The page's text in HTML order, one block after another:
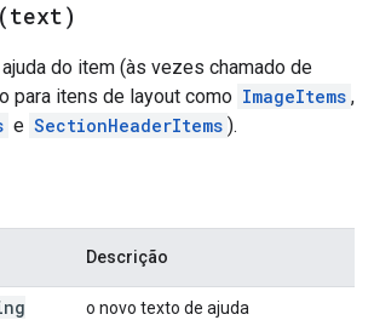
text)
do item (às vezes chamado de
para itens de layout como ImageItems ,
e SectionHeaderItems ).
Descrição
o novo texto de ajuda